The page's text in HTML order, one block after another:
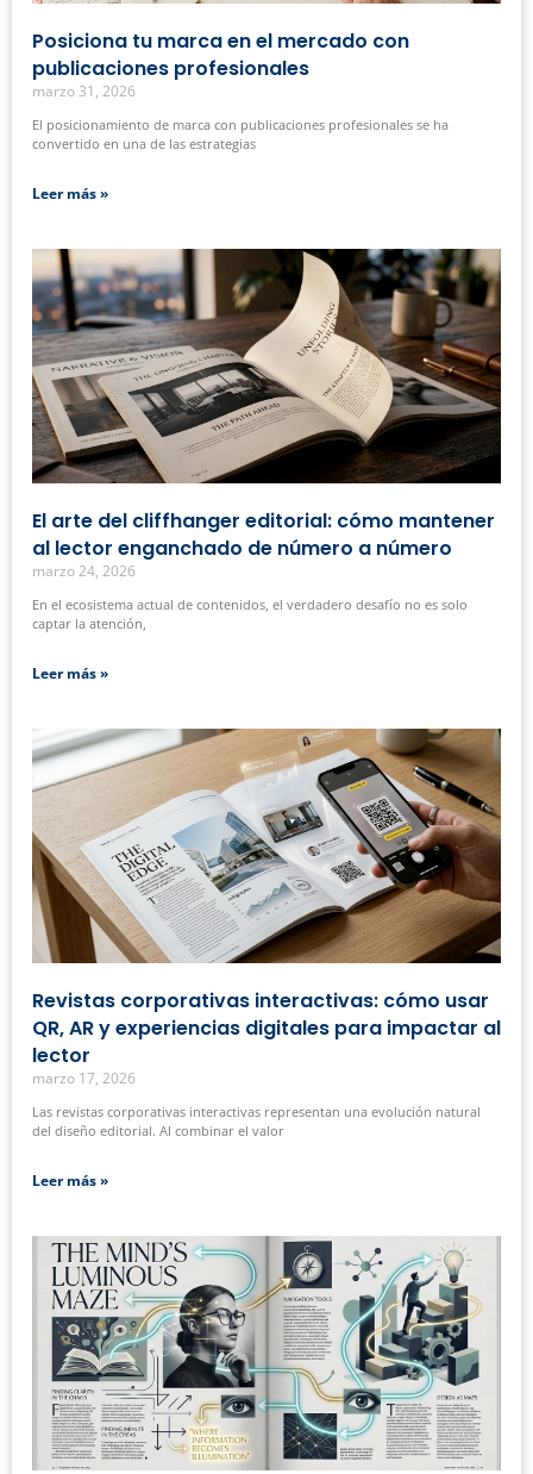
Posiciona tu marca en el mercado con
publicaciones profesionales
marzo 31, 2026
El posicionamiento de marca con publicaciones profesionales se ha
convertido en una de las estrategias
Leer más »
El arte del cliffhanger editorial: cómo mantener
al lector enganchado de número a número
marzo 24, 2026
En el ecosistema actual de contenidos, el verdadero desafío no es solo
captar la atención,
Leer más »
Revistas corporativas interactivas: cómo usar
QR, AR y experiencias digitales para impactar al
lector
marzo 17, 2026
Las revistas corporativas interactivas representan una evolución natural
del diseño editorial. Al combinar el valor
Leer más »